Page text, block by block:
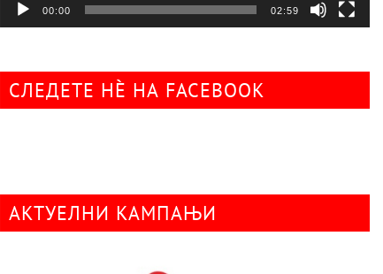
00:00 02:59
СЛЕДЕТЕ НÈ НА FACEBOOK
АКТУЕЛНИ КАМПАЊИ